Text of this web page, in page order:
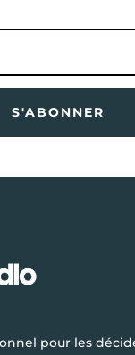
S'ABONNER
pour les